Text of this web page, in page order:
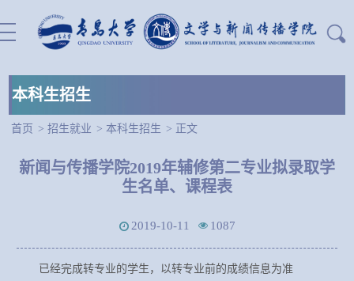
站内搜索：
本科生招生
首页 >招生就业 > 本科生招生 > 正文
新闻与传播学院2019年辅修第二专业拟录取学
生名单、课程表
2019-10-11 1087
已经完成转专业的学生，以转专业前的成绩信息为准